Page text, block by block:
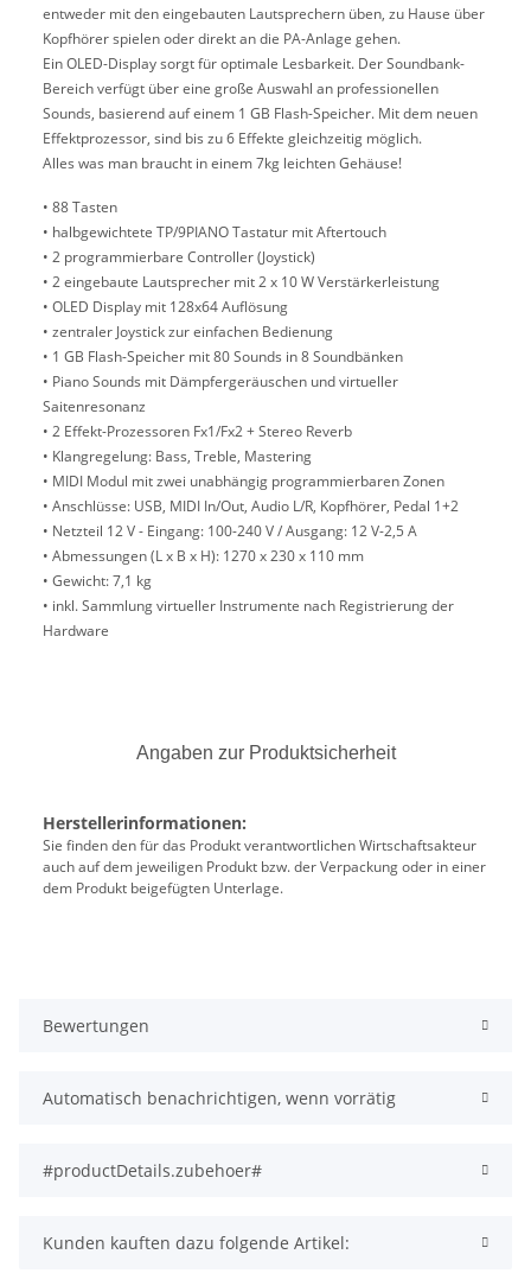
entweder mit den eingebauten Lautsprechern üben, zu Hause über
Kopfhörer spielen oder direkt an die PA-Anlage gehen.
Ein OLED-Display sorgt für optimale Lesbarkeit. Der Soundbank-
Bereich verfügt über eine große Auswahl an professionellen
Sounds, basierend auf einem 1 GB Flash-Speicher. Mit dem neuen
Effektprozessor, sind bis zu 6 Effekte gleichzeitig möglich.
Alles was man braucht in einem 7kg leichten Gehäuse!
• 88 Tasten
• halbgewichtete TP/9PIANO Tastatur mit Aftertouch
• 2 programmierbare Controller (Joystick)
• 2 eingebaute Lautsprecher mit 2 x 10 W Verstärkerleistung
• OLED Display mit 128x64 Auflösung
• zentraler Joystick zur einfachen Bedienung
• 1 GB Flash-Speicher mit 80 Sounds in 8 Soundbänken
• Piano Sounds mit Dämpfergeräuschen und virtueller
Saitenresonanz
• 2 Effekt-Prozessoren Fx1/Fx2 + Stereo Reverb
• Klangregelung: Bass, Treble, Mastering
• MIDI Modul mit zwei unabhängig programmierbaren Zonen
• Anschlüsse: USB, MIDI In/Out, Audio L/R, Kopfhörer, Pedal 1+2
• Netzteil 12 V - Eingang: 100-240 V / Ausgang: 12 V-2,5 A
• Abmessungen (L x B x H): 1270 x 230 x 110 mm
• Gewicht: 7,1 kg
• inkl. Sammlung virtueller Instrumente nach Registrierung der
Hardware
Angaben zur Produktsicherheit
Herstellerinformationen:
Sie finden den für das Produkt verantwortlichen Wirtschaftsakteur
auch auf dem jeweiligen Produkt bzw. der Verpackung oder in einer
dem Produkt beigefügten Unterlage.
Bewertungen
Automatisch benachrichtigen, wenn vorrätig
#productDetails.zubehoer#
Kunden kauften dazu folgende Artikel: